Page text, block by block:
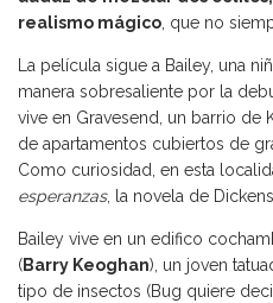
realismo mágico , que no
La película sigue a Bailey, una
manera sobresaliente por la
vive en Gravesend, un barrio
de apartamentos cubiertos de
Como curiosidad, en esta
esperanzas, la novela de Dickens,
Bailey vive en un edifico
(Barry Keoghan), un joven
tipo de insectos (Bug quiere